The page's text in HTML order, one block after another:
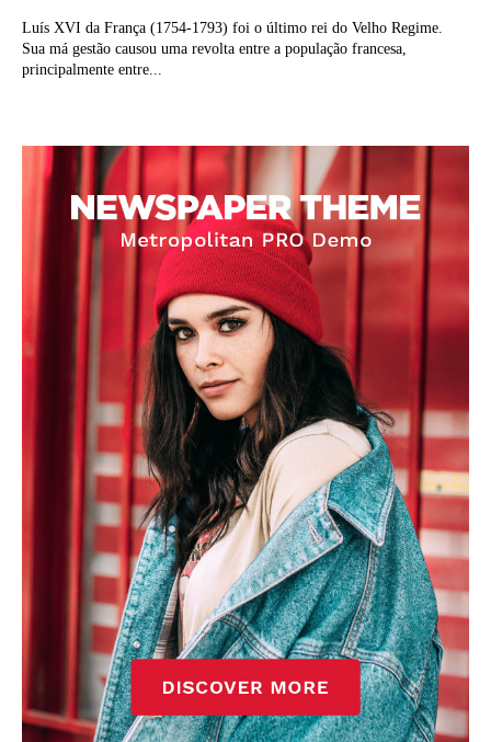
Luís XVI da França (1754-1793) foi o último rei do Velho Regime.
Sua má gestão causou uma revolta entre a população francesa,
principalmente entre...